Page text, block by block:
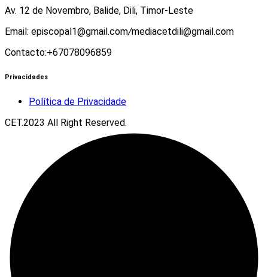
Av. 12 de Novembro, Balide, Dili, Timor-Leste
Email: episcopal1@gmail.com/mediacetdili@gmail.com
Contacto:+67078096859
Privacidades
Política de Privacidade
CET.2023 All Right Reserved.